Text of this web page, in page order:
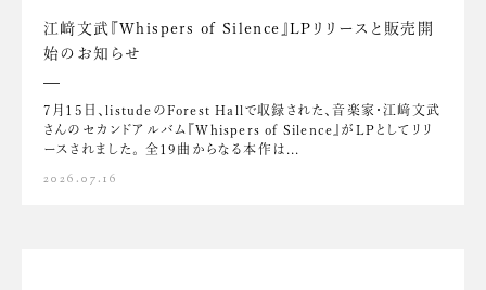
江﨑文武『Whispers of Silence』LPリリースと販売開
始のお知らせ
7月15日、listudeのForest Hallで収録された、音楽家・江﨑文武
さんのセカンドアルバム『Whispers of Silence』がLPとしてリリ
ースされました。 全19曲からなる本作は...
2026.07.16